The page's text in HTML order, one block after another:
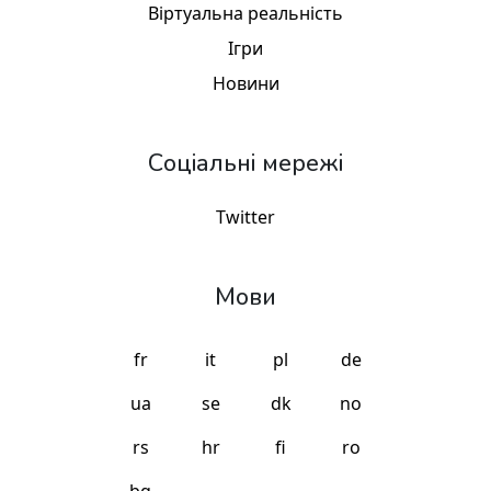
Віртуальна реальність
Ігри
Новини
Соціальні мережі
Twitter
Мови
fr it pl
de
ua
se dk
no
rs
hr fi
ro